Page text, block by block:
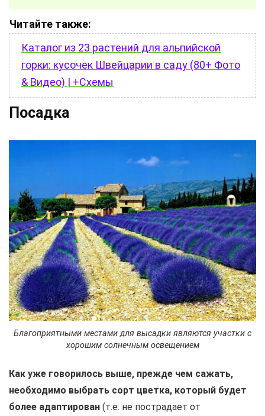
Читайте также:
Каталог из 23 растений для альпийской
горки: кусочек Швейцарии в саду (80+ Фото
& Видео) | +Схемы
Посадка
Благоприятными местами для высадки являются участки с
хорошим солнечным освещением
Как уже говорилось выше, прежде чем сажать,
необходимо выбрать сорт цветка, который будет
более адаптирован (т.е. не пострадает от